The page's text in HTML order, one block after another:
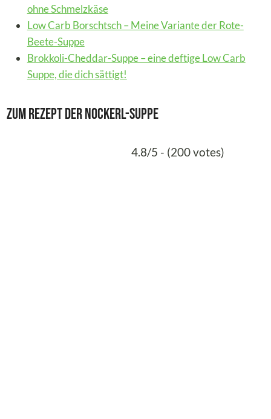
ohne Schmelzkäse
Low Carb Borschtsch – Meine Variante der Rote-
Beete-Suppe
Brokkoli-Cheddar-Suppe – eine deftige Low Carb
Suppe, die dich sättigt!
Zum Rezept der Nockerl-Suppe
4.8/5 - (200 votes)